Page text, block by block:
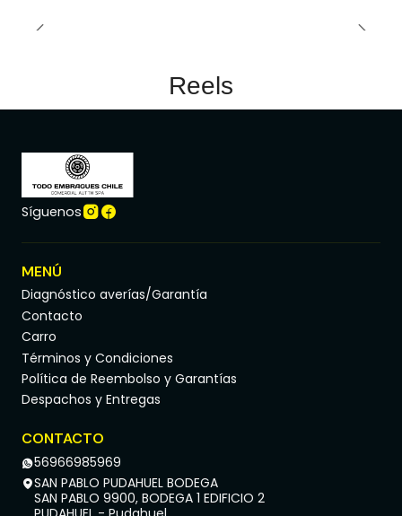
Reels
Síguenos
MENÚ
Diagnóstico averías/Garantía
Contacto
Carro
Términos y Condiciones
Política de Reembolso y Garantías
Despachos y Entregas
CONTACTO
56966985969
SAN PABLO PUDAHUEL BODEGA
SAN PABLO 9900, BODEGA 1 EDIFICIO 2